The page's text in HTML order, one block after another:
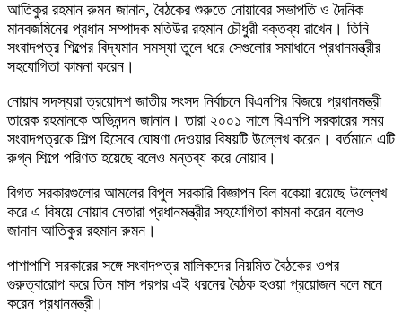
আতিকুর রহমান রুমন জানান, বৈঠকের শুরুতে নোয়াবের সভাপতি ও দৈনিক
মানবজমিনের প্রধান সম্পাদক মতিউর রহমান চৌধুরী বক্তব্য রাখেন। তিনি
সংবাদপত্র শিল্পের বিদ্যমান সমস্যা তুলে ধরে সেগুলোর সমাধানে প্রধানমন্ত্রীর
সহযোগিতা কামনা করেন।
নোয়াব সদস্যরা ত্রয়োদশ জাতীয় সংসদ নির্বাচনে বিএনপির বিজয়ে প্রধানমন্ত্রী
তারেক রহমানকে অভিনন্দন জানান। তারা ২০০১ সালে বিএনপি সরকারের সময়
সংবাদপত্রকে শিল্প হিসেবে ঘোষণা দেওয়ার বিষয়টি উল্লেখ করেন। বর্তমানে এটি
রুগ্ন শিল্পে পরিণত হয়েছে বলেও মন্তব্য করে নোয়াব।
বিগত সরকারগুলোর আমলের বিপুল সরকারি বিজ্ঞাপন বিল বকেয়া রয়েছে উল্লেখ
করে এ বিষয়ে নোয়াব নেতারা প্রধানমন্ত্রীর সহযোগিতা কামনা করেন বলেও
জানান আতিকুর রহমান রুমন।
পাশাপাশি সরকারের সঙ্গে সংবাদপত্র মালিকদের নিয়মিত বৈঠকের ওপর
গুরুত্বারোপ করে তিন মাস পরপর এই ধরনের বৈঠক হওয়া প্রয়োজন বলে মনে
করেন প্রধানমন্ত্রী।